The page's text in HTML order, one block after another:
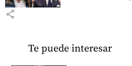
share
Te puede interesar